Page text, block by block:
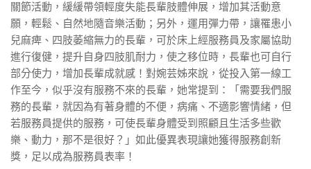
關節活動，緩緩帶領輕度失能長輩肢體伸展，增加其活動意
願，輕鬆、自然地隨音樂活動；另外，運用彈力帶，讓罹患小
兒麻痺、四肢萎縮無力的長輩，可於床上經服務員及家屬協助
進行復健，提升自身四肢肌耐力，使之移位時，長輩也可自行
部分使力，增加長輩成就感！對婉芸姊來說，從投入第一線工
作至今，似乎沒有服務不來的長輩，她常提到：「需要我們服
務的長輩，就因為有著身體的不便，病痛、不適影響情緒，但
若服務員提供的服務，可使長輩身體受到照顧且生活多些歡
樂、動力，那不是很好？」如此優異表現讓她獲得服務創新
獎，足以成為服務員表率！